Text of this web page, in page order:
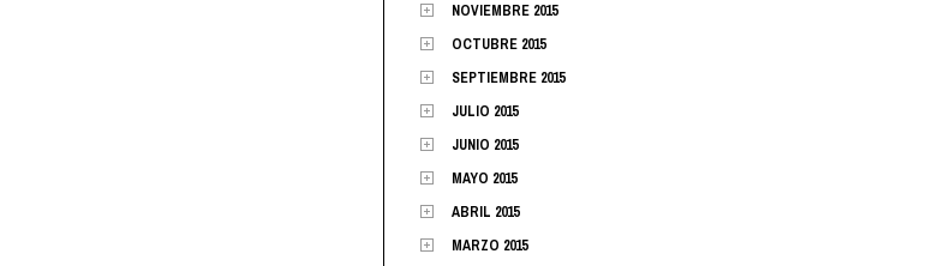
NOVIEMBRE 2015
OCTUBRE 2015
SEPTIEMBRE 2015
JULIO 2015
JUNIO 2015
MAYO 2015
ABRIL 2015
MARZO 2015